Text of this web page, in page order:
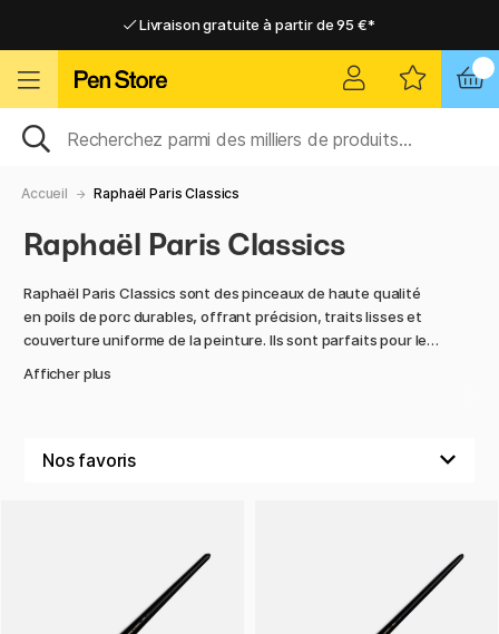
Livraison gratuite à partir de 95 €*
Livraison domicile ou point relais
Livraison gratuite à partir de 95 €*
Livraison domicile ou point relais
Accueil Raphaël Paris Classics
Raphaël Paris Classics
Raphaël Paris Classics sont des pinceaux de haute qualité
en poils de porc durables, offrant précision, traits lisses et
couverture uniforme de la peinture. Ils sont parfaits pour les
Classics sont un choix de premier ordre pour les artistes
Afficher plus